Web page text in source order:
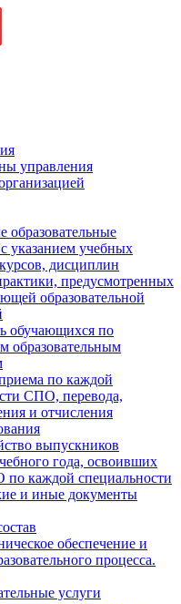
управления
образовательные
указанием учебных
дисциплин
предусмотренных
образовательной
обучающихся по
образовательным
по каждой
СПО, перевода,
и отчисления
выпускников
года, освоивших
каждой специальности
и иные документы
обеспечение и
процесса.
услуги